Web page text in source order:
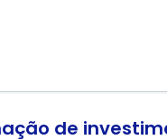
de